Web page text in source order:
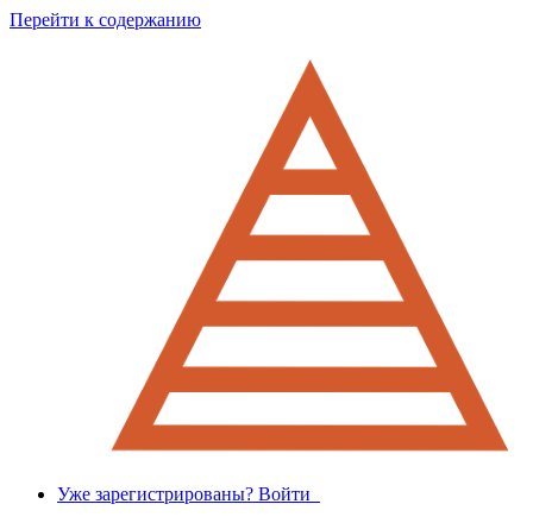
Перейти к содержанию
Уже зарегистрированы? Войти